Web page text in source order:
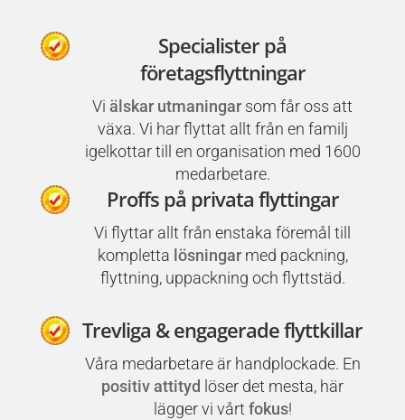
Specialister på
företagsflyttningar
Viälskar utmaningar som får oss att
växa. Vi har flyttat allt från en familj
igelkottar till en organisation med 1600
medarbetare.
Proffs på privata flyttingar
Vi flyttar allt från enstaka föremål till
kompletta lösningarmed packning,
flyttning, uppackning och flyttstäd.
Trevliga & engagerade flyttkillar
Våra medarbetare är handplockade. En
positiv attityd löser det mesta, här
lägger vi vårt fokus!